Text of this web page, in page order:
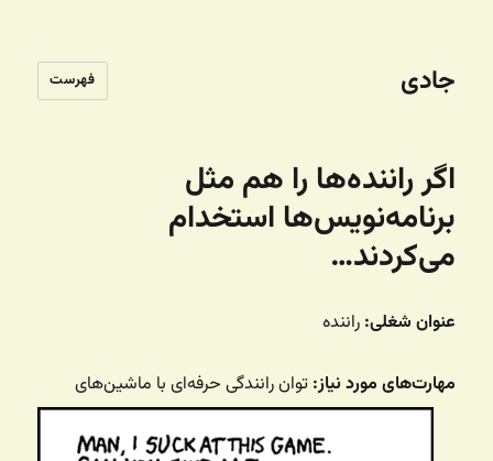
جادی فهرست
اگر راننده‌ها را هم مثل
برنامه‌نویس‌ها استخدام
می‌کردند…
عنوان شغلی:راننده
مهارت‌های مورد نیاز: توان رانندگی حرفه‌ای با ماشین‌های